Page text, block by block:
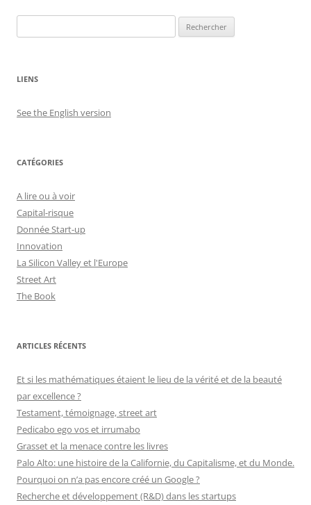
LIENS
See the English version
CATÉGORIES
A lire ou à voir
Capital-risque
Donnée Start-up
Innovation
La Silicon Valley et l'Europe
Street Art
The Book
ARTICLES RÉCENTS
Et si les mathématiques étaient le lieu de la vérité et de la beauté
par excellence ?
Testament, témoignage, street art
Pedicabo ego vos et irrumabo
Grasset et la menace contre les livres
Palo Alto: une histoire de la Californie, du Capitalisme, et du Monde.
Pourquoi on n’a pas encore créé un Google ?
Recherche et développement (R&D) dans les startups